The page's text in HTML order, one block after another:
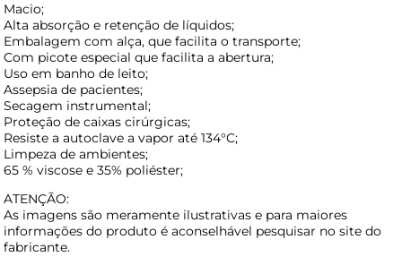
Macio;
Alta absorção e retenção de líquidos;
Embalagem com alça, que facilita o transporte;
Com picote especial que facilita a abertura;
Uso em banho de leito;
Assepsia de pacientes;
Secagem instrumental;
Proteção de caixas cirúrgicas;
Resiste a autoclave a vapor até 134°C;
Limpeza de ambientes;
65 % viscose e 35% poliéster;
ATENÇÃO:
As imagens são meramente ilustrativas e para maiores
informações do produto é aconselhável pesquisar no site do
fabricante.